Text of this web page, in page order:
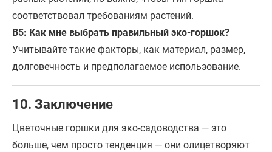
соответствовал требованиям растений.
В5: Как мне выбрать правильный эко-горшок?
Учитывайте такие факторы, как материал, размер,
долговечность и предполагаемое использование.
10. Заключение
Цветочные горшки для эко-садоводства — это
больше, чем просто тенденция — они олицетворяют